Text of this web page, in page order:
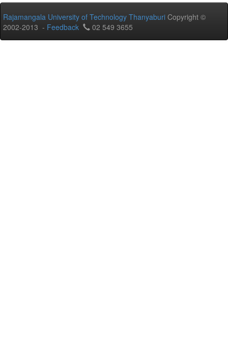
Rajamangala University of Technology Thanyaburi Copyright ©
2002-2013 - Feedback 02 549 3655